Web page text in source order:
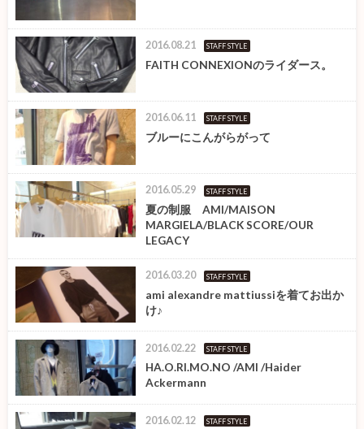
2016.08.21 STAFF STYLE
FAITH CONNEXIONのライダース。
2016.06.11 STAFF STYLE
ブルーにこんがらがって
2016.05.29 STAFF STYLE
夏の制服 AMI/MAISON
MARGIELA/BLACK SCORE/OUR
LEGACY
2016.03.20 STAFF STYLE
ami alexandre mattiussiを着てお出か
け♪
2016.02.22 STAFF STYLE
HA.O.RI.MO.NO /AMI /Haider
Ackermann
2016.02.12 STAFF STYLE